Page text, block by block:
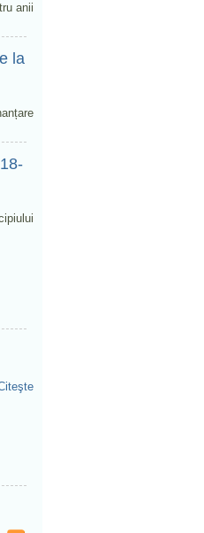
anii
la